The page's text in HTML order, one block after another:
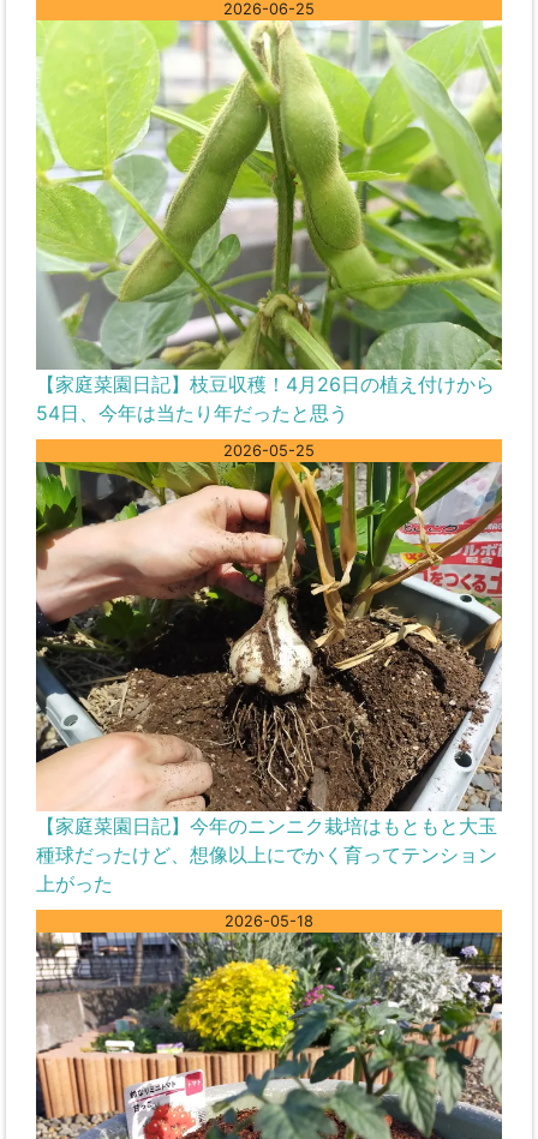
2026-06-25
【家庭菜園日記】枝豆収穫！4月26日の植え付けから
54日、今年は当たり年だったと思う
2026-05-25
【家庭菜園日記】今年のニンニク栽培はもともと大玉
種球だったけど、想像以上にでかく育ってテンション
上がった
2026-05-18